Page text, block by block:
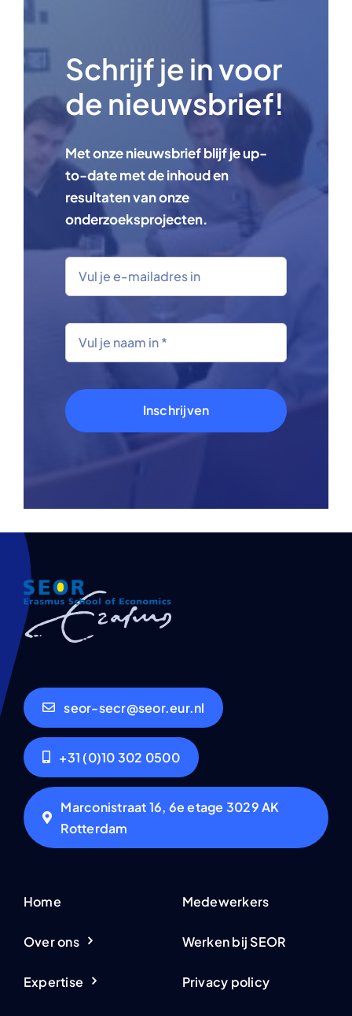
Schrijf je in voor
de nieuwsbrief!
Met onze nieuwsbrief blijf je up-
to-date met de inhoud en
resultaten van onze
onderzoeksprojecten.
Inschrijven
seor-secr@seor.eur.nl
+31 (0)10 302 0500
Marconistraat 16, 6e etage 3029 AK
Rotterdam
Home
Over ons
Expertise
Medewerkers
Werken bij SEOR
Privacy policy